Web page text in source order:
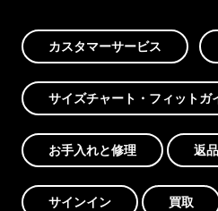
カスタマーサービス
サイズチャート・フィットガ
お手入れと修理 返
サインイン 買取